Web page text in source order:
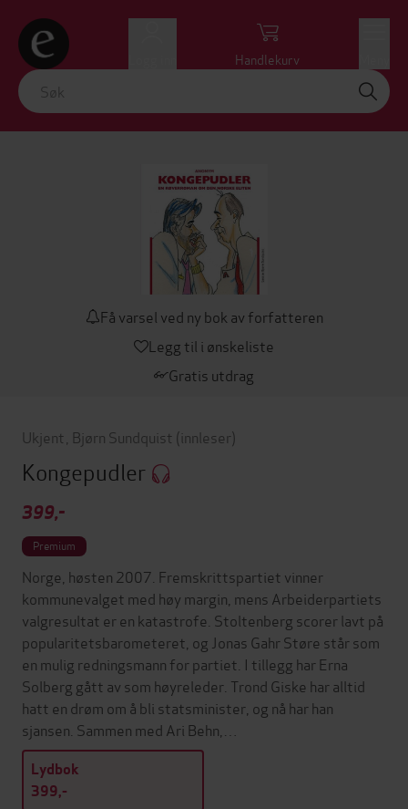
Handlekurv
Få varsel ved ny bok av forfatteren
Legg til i ønskeliste
Gratis utdrag
Ukjent Bjørn Sundquist (innleser)
Kongepudler
399,-
Premium
Norge, høsten 2007. Fremskrittspartiet vinner
kommunevalget med høy margin, mens Arbeiderpartiets
valgresultat er en katastrofe. Stoltenberg scorer lavt på
popularitetsbarometeret, og Jonas Gahr Støre står som
en mulig redningsmann for partiet. I tillegg har Erna
Solberg gått av som høyreleder. Trond Giske har alltid
hatt en drøm om å bli statsminister, og nå har han
sjansen. Sammen med Ari Behn,…
Lydbok
399,-